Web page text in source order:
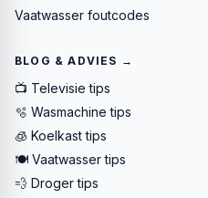
Vaatwasser foutcodes
BLOG & ADVIES →
📺 Televisie tips
🫧 Wasmachine tips
🧊 Koelkast tips
🍽️ Vaatwasser tips
💨 Droger tips